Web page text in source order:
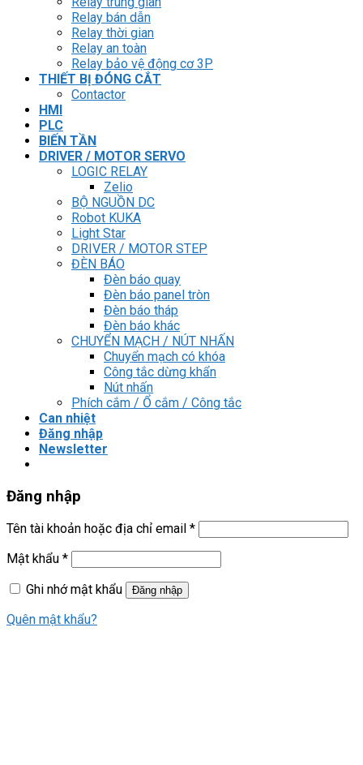
Relay bán dẫn
Relay thời gian
Relay an toàn
Relay bảo vệ động cơ 3P
THIẾT BỊ ĐÓNG CẮT
Contactor
HMI
PLC
BIẾN TẦN
DRIVER / MOTOR SERVO
LOGIC RELAY
Zelio
BỘ NGUỒN DC
Robot KUKA
Light Star
DRIVER / MOTOR STEP
ĐÈN BÁO
Đèn báo quay
Đèn báo panel tròn
Đèn báo tháp
Đèn báo khác
CHUYỂN MẠCH / NÚT NHẤN
Chuyển mạch có khóa
Công tắc dừng khẩn
Nút nhấn
Phích cắm / Ổ cắm / Công tắc
Can nhiệt
Đăng nhập
Newsletter
Đăng nhập
Tên tài khoản hoặc địa chỉ email *
Mật khẩu *
Ghi nhớ mật khẩu
Đăng nhập
Quên mật khẩu?